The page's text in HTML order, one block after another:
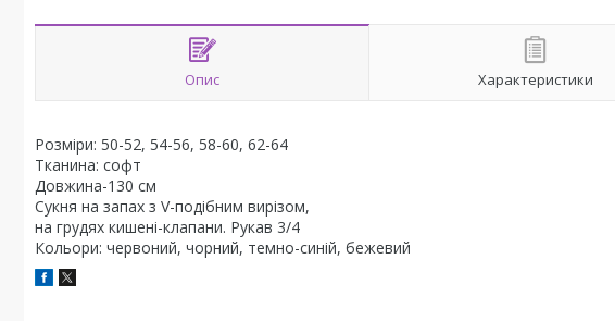
Опис Характеристики
Розміри: 50-52, 54-56, 58-60, 62-64
Тканина: софт
Довжина-130 см
Сукня на запах з V-подібним вирізом,
на грудях кишені-клапани. Рукав 3/4
Кольори: червоний, чорний, темно-синій, бежевий